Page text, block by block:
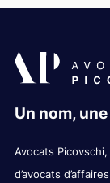
Un nom,
Avocats
d’avocats